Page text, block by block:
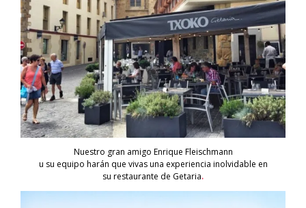
Nuestro gran amigo Enrique Fleischmann
u su equipo harán que vivas una experiencia inolvidable en
su restaurante de Getaria.